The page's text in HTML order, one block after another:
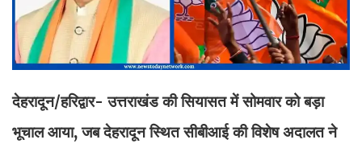
देहरादून/हरिद्वार-उत्तराखंड की सियासत में सोमवार को बड़ा
भूचाल आया, जब देहरादून स्थित सीबीआई की विशेष अदालत ने